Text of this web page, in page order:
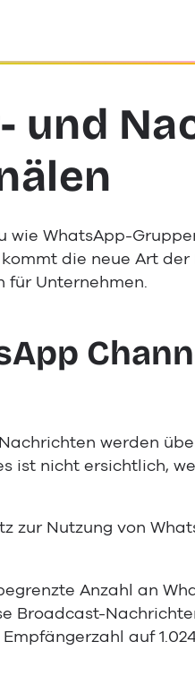
und
wie WhatsApp-
die neue Art
für Unternehmen.
Nachrichten werden
ist nicht ersichtlich,
zur Nutzung von
Anzahl an
Broadcast-
auf